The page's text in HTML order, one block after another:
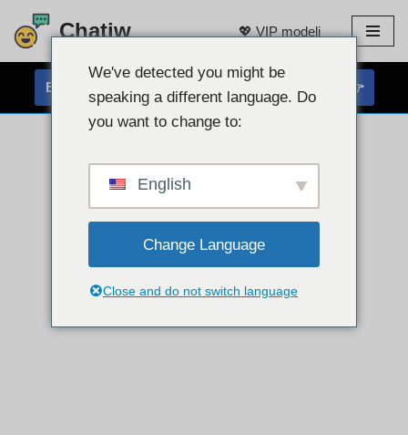
Preskoči
vsebino
Chatiw 💖 VIP modeli
BREZPLAČEN KLEPET S SPLETNO KAMERO 👉
We've detected you might be
speaking a different language. Do
you want to change to:
English
Change Language
Close and do not switch language